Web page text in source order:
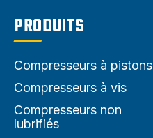
PRODUITS
Compresseurs à pistons
Compresseurs à vis
Compresseurs non
lubrifiés